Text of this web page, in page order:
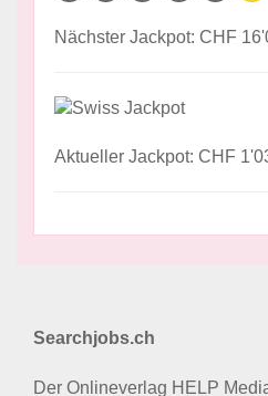
Nächster Jackpot: CHF
Aktueller Jackpot: CHF
Searchjobs.ch
Der Onlineverlag HELP